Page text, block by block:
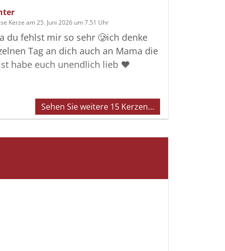
Kerze am 25. Juni 2026 um 7.51 Uhr
du fehlst mir so sehr 🥲ich denke
Tag an dich auch an Mama die
habe euch unendlich lieb ❤️
Sehen Sie weitere 15 Kerzen…